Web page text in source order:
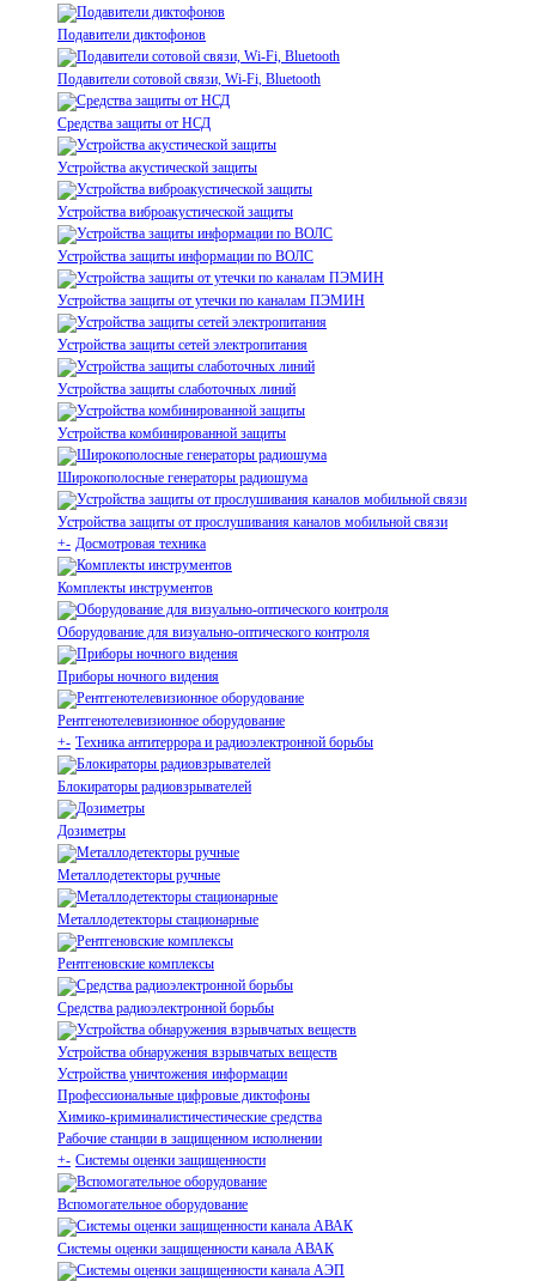
Подавители диктофонов
Подавители сотовой связи, Wi-Fi, Bluetooth
Средства защиты от НСД
Устройства акустической защиты
Устройства виброакустической защиты
Устройства защиты информации по ВОЛС
Устройства защиты от утечки по каналам ПЭМИН
Устройства защиты сетей электропитания
Устройства защиты слаботочных линий
Устройства комбинированной защиты
Широкополосные генераторы радиошума
Устройства защиты от прослушивания каналов мобильной связи
+- Досмотровая техника
Комплекты инструментов
Оборудование для визуально-оптического контроля
Приборы ночного видения
Рентгенотелевизионное оборудование
+- Техника антитеррора и радиоэлектронной борьбы
Блокираторы радиовзрывателей
Дозиметры
Металлодетекторы ручные
Металлодетекторы стационарные
Рентгеновские комплексы
Средства радиоэлектронной борьбы
Устройства обнаружения взрывчатых веществ
Устройства уничтожения информации
Профессиональные цифровые диктофоны
Химико-криминалистичестические средства
Рабочие станции в защищенном исполнении
+- Системы оценки защищенности
Вспомогательное оборудование
Системы оценки защищенности канала АВАК